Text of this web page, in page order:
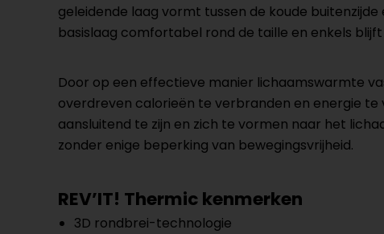
geleidende laag vormt tussen de koude
basislaag comfortabel rond de taille en enkels
Door op een effectieve manier lichaamswarmte
overdreven calorieën te verbranden en energie te
aansluitend te zijn en zich te vormen naar het
zonder enige beperking van bewegingsvrijheid.
REV’IT! Thermic kenmerken
3D rondbrei-technologie